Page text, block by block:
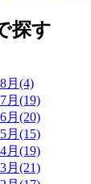
探す
月(4)
月(19)
月(20)
月(15)
月(19)
月(21)